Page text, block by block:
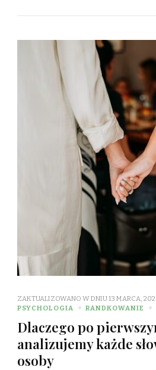
ZAKTUALIZOWANO W DNIU13 MARCA,
PSYCHOLOGIA
RANDKOWANIE
Dlaczego po
analizujemy każde
osoby